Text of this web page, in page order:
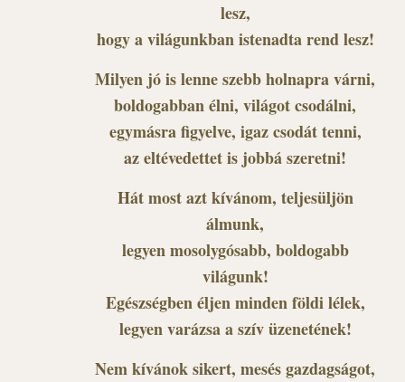
lesz,
hogy a világunkban istenadta rend lesz!
Milyen jó is lenne szebb holnapra várni,
boldogabban élni, világot csodálni,
egymásra figyelve, igaz csodát tenni,
az eltévedettet is jobbá szeretni!
Hát most azt kívánom, teljesüljön
álmunk,
legyen mosolygósabb, boldogabb
világunk!
Egészségben éljen minden földi lélek,
legyen varázsa a szív üzenetének!
Nem kívánok sikert, mesés gazdagságot,